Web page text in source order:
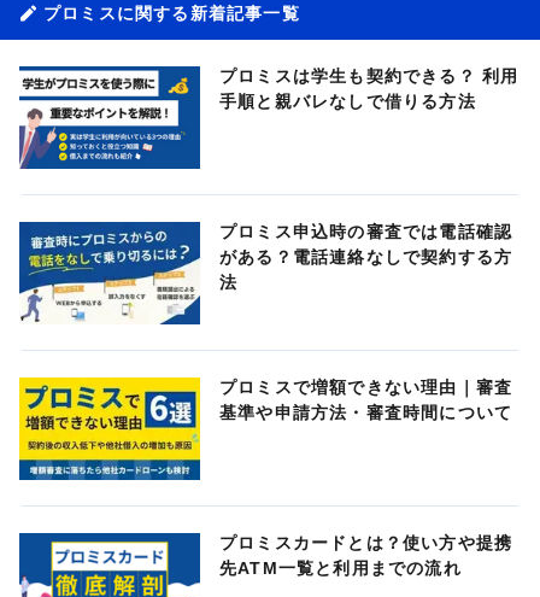
プロミスに関する新着記事一覧
プロミスは学生も契約できる？ 利用
手順と親バレなしで借りる方法
プロミス申込時の審査では電話確認
がある？電話連絡なしで契約する方
法
プロミスで増額できない理由｜審査
基準や申請方法・審査時間について
プロミスカードとは？使い方や提携
先ATM一覧と利用までの流れ